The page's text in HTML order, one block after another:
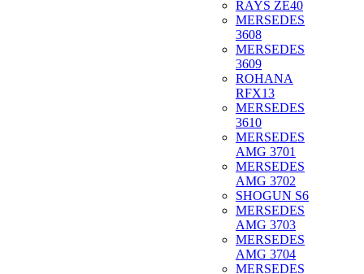
RAYS ZE40
MERSEDES
3608
MERSEDES
3609
ROHANA
RFX13
MERSEDES
3610
MERSEDES
AMG 3701
MERSEDES
AMG 3702
SHOGUN S6
MERSEDES
AMG 3703
MERSEDES
AMG 3704
MERSEDES